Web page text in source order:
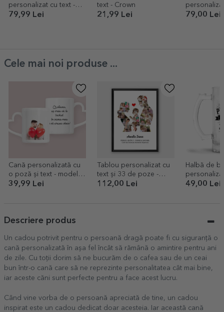
personalizat cu text -
Pensionat
79,99 Lei
text - Crown
21,99 Lei
și nume
79,00 Lei
Cele mai noi produse ...
Cană personalizată cu
o poză și text - model
toartă în formă de inimă
39,99 Lei
Tablou personalizat cu
text și 33 de poze -
Family
112,00 Lei
Halbă de
Pensionat
49,00 Lei
Descriere produs
Un cadou potrivit pentru o persoană dragă poate fi cu siguranță o
cană personalizată în așa fel încât să rămână o amintire pentru ani
de zile. Cu toții dorim să ne bucurăm de o cafea sau de un ceai
bun într-o cană care să ne reprezinte personalitatea cât mai bine,
iar aceste căni sunt perfecte pentru a face acest lucru.
Când vine vorba de o persoană apreciată de tine, un cadou
inspirat este un cadou dedicat doar acesteia. Iar această cană